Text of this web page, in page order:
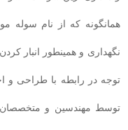
همانگونه که از نام
نگهداری و همینطور انبار
توجه در رابطه با طراحی و
توسط مهندسین و متخصصان